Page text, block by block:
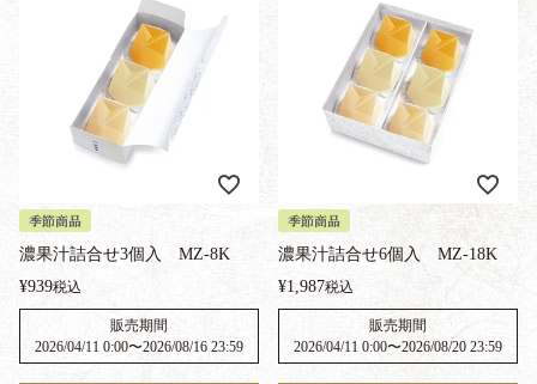
季節商品
濃果汁詰合せ3個入 MZ-8K
¥939税込
販売期間
2026/04/11 0:00〜2026/08/16 23:59
季節商品
濃果汁詰合せ6個入 MZ-18K
¥1,987税込
販売期間
2026/04/11 0:00〜2026/08/20 23:59